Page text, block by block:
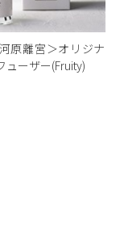
原離宮＞オリジナ
ューザー(Fruity)